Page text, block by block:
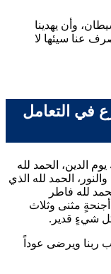
وأن يهدينا
عنا سيئها لا
في التعامل
الدين، الحمد لله
الحمد لله الذي
لله فاطر
مثنى وثلاث
كل شيءٍ قدير.
ربنا ويرضى عوداً